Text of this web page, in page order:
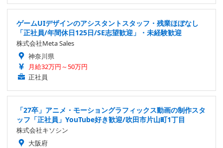
ゲームUIデザインのアシスタントスタッフ・残業ほぼなし
「正社員/年間休日125日/SE志望歓迎」・未経験歓迎
株式会社Meta Sales
神奈川県
月給32万円～50万円
正社員
「27卒」アニメ・モーショングラフィックス動画の制作スタ
ッフ「正社員」YouTube好き歓迎/吹田市片山町1丁目
株式会社キソシン
大阪府